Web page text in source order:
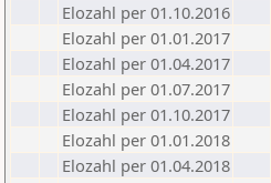
Elozahl per 01.10.2016
Elozahl per 01.01.2017
Elozahl per 01.04.2017
Elozahl per 01.07.2017
Elozahl per 01.10.2017
Elozahl per 01.01.2018
Elozahl per 01.04.2018